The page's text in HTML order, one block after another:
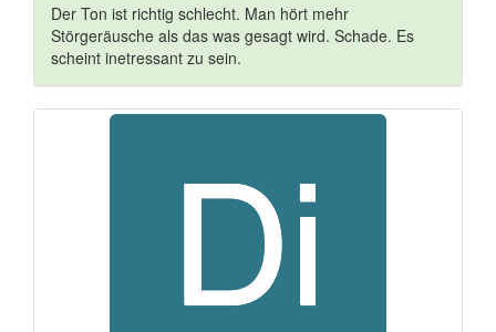
Der Ton ist richtig schlecht. Man hört mehr
Störgeräusche als das was gesagt wird. Schade. Es
scheint inetressant zu sein.